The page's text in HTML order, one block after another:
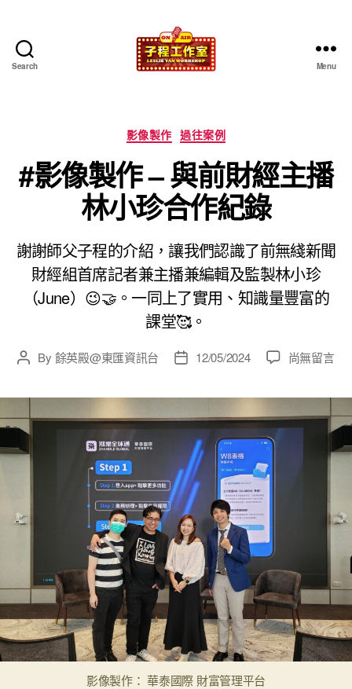
Search
作
室
Menu
Categories
影像製作 過往案例
#影像製作 – 與前財經主播
林小珍合作紀錄
謝謝師父子程的介紹，讓我們認識了前無綫新聞
財經組首席記者兼主播兼編輯及監製林小珍
（June）😉🤝。一同上了實用、知識量豐富的
課堂🥰。
PostBy 餘英殿@東匯資訊台
Post12/05/2024
在
製
林
小
珍
合
作
紀
尚無留言
影像製作： 華泰國際 財富管理平台